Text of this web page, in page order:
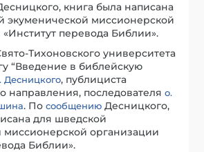
книга была написана
экуменической миссионерской
перевода Библии».
Тихоновского университета
“Введение в библейскую
Десницкого, публициста
направления, последователяо.
. Посообщению Десницкого,
для шведской
миссионерской организации
Библии».